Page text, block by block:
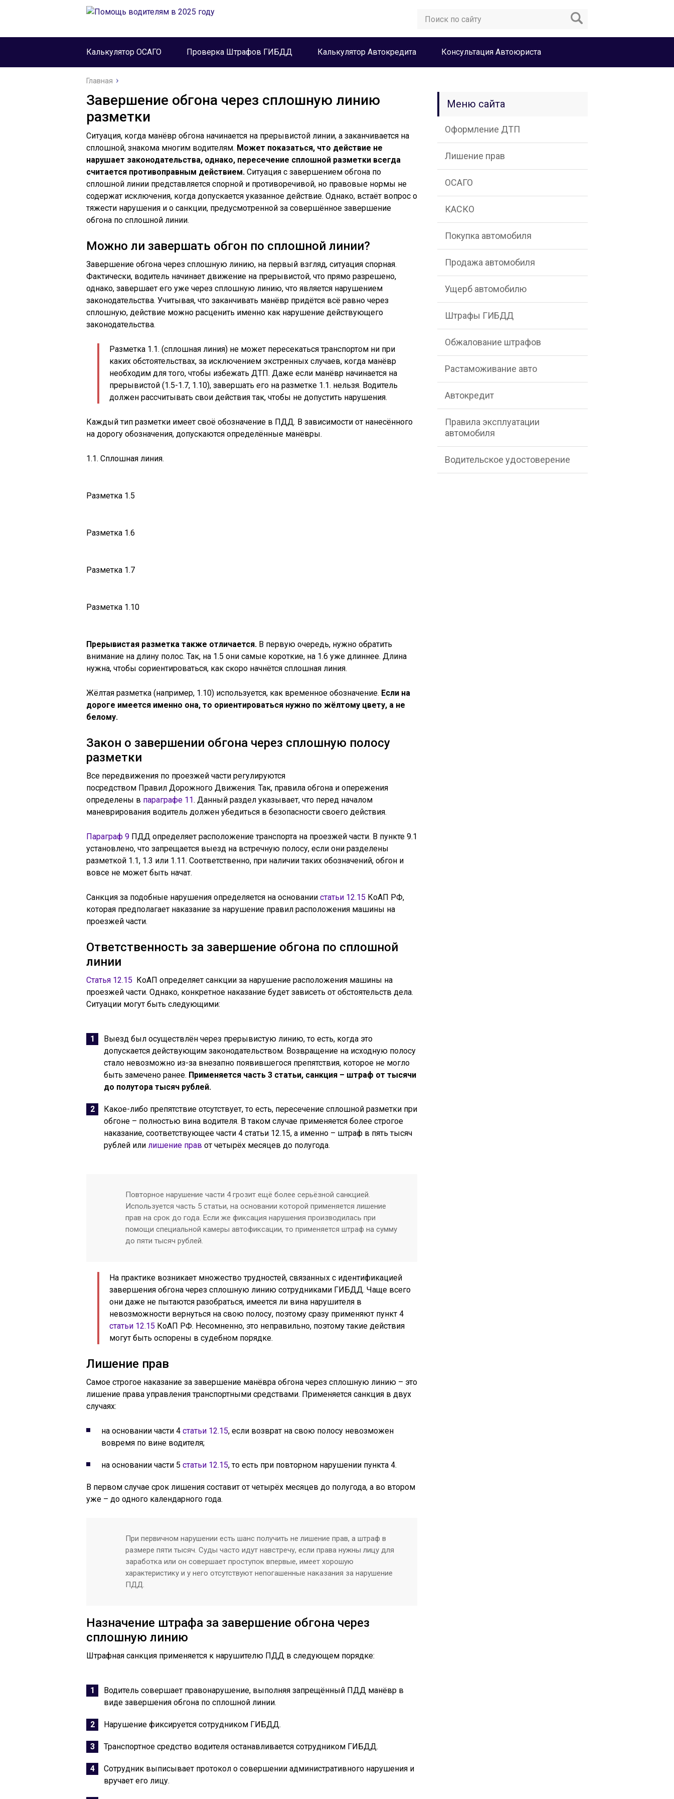
Калькулятор ОСАГО Проверка Штрафов ГИБДД Калькулятор Автокредита Консультация Автоюриста
Главная
Завершение обгона через сплошную линию
разметки
Ситуация, когда манёвр обгона начинается на прерывистой линии, а заканчивается на
сплошной, знакома многим водителям. Может показаться, что действие не
нарушает законодательства, однако, пересечение сплошной разметки всегда
считается противоправным действием. Ситуация с завершением обгона по
сплошной линии представляется спорной и противоречивой, но правовые нормы не
содержат исключения, когда допускается указанное действие. Однако, встаёт вопрос о
тяжести нарушения и о санкции, предусмотренной за совершённое завершение
обгона по сплошной линии.
Можно ли завершать обгон по сплошной линии?
Завершение обгона через сплошную линию, на первый взгляд, ситуация спорная.
Фактически, водитель начинает движение на прерывистой, что прямо разрешено,
однако, завершает его уже через сплошную линию, что является нарушением
законодательства. Учитывая, что заканчивать манёвр придётся всё равно через
сплошную, действие можно расценить именно как нарушение действующего
законодательства.
Разметка 1.1. (сплошная линия) не может пересекаться транспортом ни при
каких обстоятельствах, за исключением экстренных случаев, когда манёвр
необходим для того, чтобы избежать ДТП. Даже если манёвр начинается на
прерывистой (1.5-1.7, 1.10), завершать его на разметке 1.1. нельзя. Водитель
должен рассчитывать свои действия так, чтобы не допустить нарушения.
Каждый тип разметки имеет своё обозначение в ПДД. В зависимости от нанесённого
на дорогу обозначения, допускаются определённые манёвры.
1.1. Сплошная линия.
Разметка 1.5
Разметка 1.6
Разметка 1.7
Разметка 1.10
Прерывистая разметка также отличается. В первую очередь, нужно обратить
внимание на длину полос. Так, на 1.5 они самые короткие, на 1.6 уже длиннее. Длина
нужна, чтобы сориентироваться, как скоро начнётся сплошная линия.
Жёлтая разметка (например, 1.10) используется, как временное обозначение. Если на
дороге имеется именно она, то ориентироваться нужно по жёлтому цвету, а не
белому.
Закон о завершении обгона через сплошную полосу
разметки
Все передвижения по проезжей части регулируются
посредством Правил Дорожного Движения. Так, правила обгона и опережения
определены в параграфе 11. Данный раздел указывает, что перед началом
маневрирования водитель должен убедиться в безопасности своего действия.
Параграф 9 ПДД определяет расположение транспорта на проезжей части. В пункте 9.1
установлено, что запрещается выезд на встречную полосу, если они разделены
разметкой 1.1, 1.3 или 1.11. Соответственно, при наличии таких обозначений, обгон и
вовсе не может быть начат.
Санкция за подобные нарушения определяется на основании статьи 12.15 КоАП РФ,
которая предполагает наказание за нарушение правил расположения машины на
проезжей части.
Ответственность за завершение обгона по сплошной
линии
Статья 12.15 КоАП определяет санкции за нарушение расположения машины на
проезжей части. Однако, конкретное наказание будет зависеть от обстоятельств дела.
Ситуации могут быть следующими:
Выезд был осуществлён через прерывистую линию, то есть, когда это
допускается действующим законодательством. Возвращение на исходную полосу
стало невозможно из-за внезапно появившегося препятствия, которое не могло
быть замечено ранее. Применяется часть 3 статьи, санкция – штраф от тысячи
до полутора тысяч рублей.
Какое-либо препятствие отсутствует, то есть, пересечение сплошной разметки при
обгоне – полностью вина водителя. В таком случае применяется более строгое
наказание, соответствующее части 4 статьи 12.15, а именно – штраф в пять тысяч
рублей или лишение прав от четырёх месяцев до полугода.
Повторное нарушение части 4 грозит ещё более серьёзной санкцией.
Используется часть 5 статьи, на основании которой применяется лишение
прав на срок до года. Если же фиксация нарушения производилась при
помощи специальной камеры автофиксации, то применяется штраф на сумму
до пяти тысяч рублей.
На практике возникает множество трудностей, связанных с идентификацией
завершения обгона через сплошную линию сотрудниками ГИБДД. Чаще всего
они даже не пытаются разобраться, имеется ли вина нарушителя в
невозможности вернуться на свою полосу, поэтому сразу применяют пункт 4
статьи 12.15 КоАП РФ. Несомненно, это неправильно, поэтому такие действия
могут быть оспорены в судебном порядке.
Лишение прав
Самое строгое наказание за завершение манёвра обгона через сплошную линию – это
лишение права управления транспортными средствами. Применяется санкция в двух
случаях:
на основании части 4 статьи 12.15, если возврат на свою полосу невозможен
вовремя по вине водителя;
на основании части 5 статьи 12.15, то есть при повторном нарушении пункта 4.
В первом случае срок лишения составит от четырёх месяцев до полугода, а во втором
уже – до одного календарного года.
При первичном нарушении есть шанс получить не лишение прав, а штраф в
размере пяти тысяч. Суды часто идут навстречу, если права нужны лицу для
заработка или он совершает проступок впервые, имеет хорошую
характеристику и у него отсутствуют непогашенные наказания за нарушение
ПДД.
Назначение штрафа за завершение обгона через
сплошную линию
Штрафная санкция применяется к нарушителю ПДД в следующем порядке:
Водитель совершает правонарушение, выполняя запрещённый ПДД манёвр в
виде завершения обгона по сплошной линии.
Нарушение фиксируется сотрудником ГИБДД.
Транспортное средство водителя останавливается сотрудником ГИБДД.
Сотрудник выписывает протокол о совершении административного нарушения и
вручает его лицу.
Меню сайта
Оформление ДТП
Лишение прав
ОСАГО
КАСКО
Покупка автомобиля
Продажа автомобиля
Ущерб автомобилю
Штрафы ГИБДД
Обжалование штрафов
Растаможивание авто
Автокредит
Правила эксплуатации
автомобиля
Водительское удостоверение